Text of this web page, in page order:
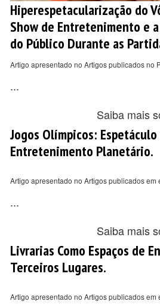
Hiperespetacularização do
Show de Entretenimento e
do Público Durante as
Artigo apresentado no Artigos publicados no
...
Saiba mais
Jogos Olímpicos:
Entretenimento Planetário.
Artigo apresentado no Artigos publicados em
...
Saiba mais
Livrarias Como Espaços de
Terceiros Lugares.
Artigo apresentado no Artigos publicados em